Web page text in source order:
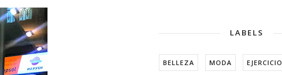
LABELS
BELLEZA MODA EJERCICIO